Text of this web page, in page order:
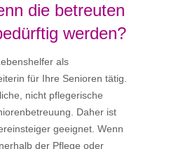
die betreuten
werden?
als
für Ihre Senioren tätig.
nicht pflegerische
Daher ist
geeignet. Wenn
der Pflege oder